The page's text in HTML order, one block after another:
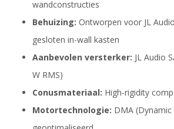
wandconstructies
Behuizing: Ontworpen voor JL
gesloten in-wall kasten
Aanbevolen versterker: JL Audio
W RMS)
Conusmateriaal: High-rigidity
Motortechnologie: DMA